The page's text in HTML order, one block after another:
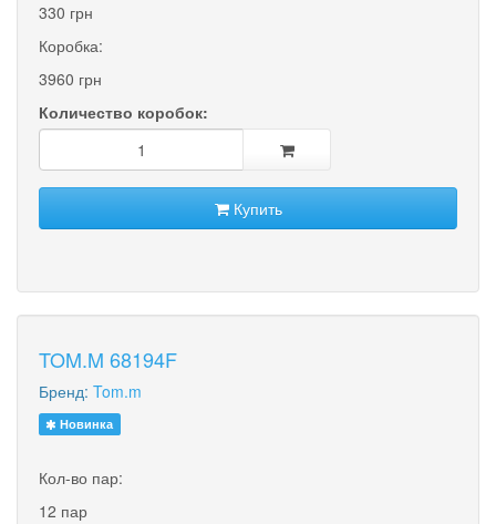
330 грн
Коробка:
3960 грн
Количество коробок:
Купить
TOM.M 68194F
Бренд: Tom.m
Новинка
Кол-во пар:
12 пар